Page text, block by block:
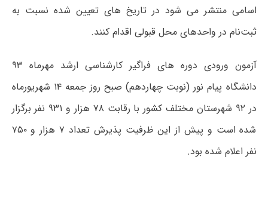
اسامی منتشر می‌ شود در تاریخ های تعیین شده نسبت به
ثبت‌نام در واحدهای محل قبولی اقدام کنند.
آزمون ورودی دوره های فراگیر کارشناسی ارشد مهرماه ۹۳
دانشگاه پیام نور (نوبت چهاردهم) صبح روز جمعه ۱۴ شهریورماه
در ۹۲ شهرستان مختلف کشور با رقابت ۷۸ هزار و ۹۳۱ نفر برگزار
شده است و پیش از این ظرفیت پذیرش تعداد ۷ هزار و ۷۵۰
نفر اعلام شده بود.